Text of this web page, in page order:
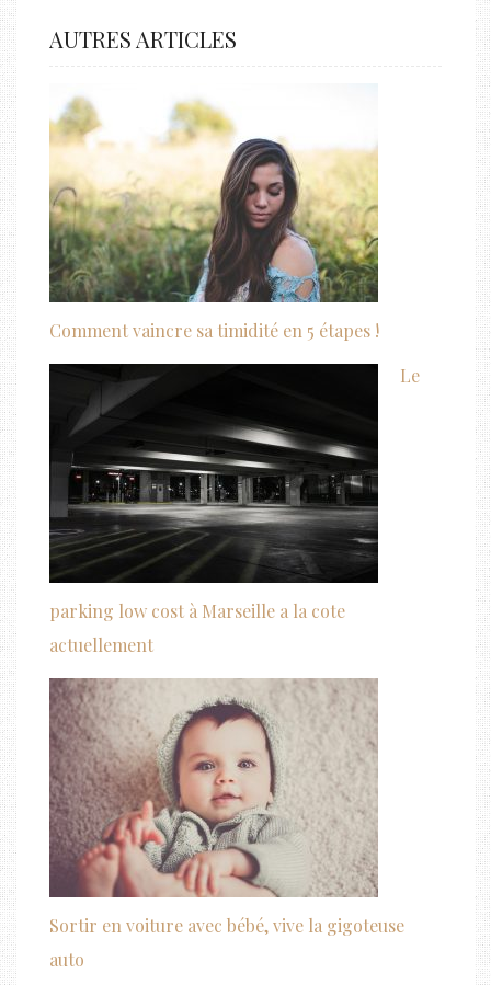
AUTRES ARTICLES
Comment vaincre sa timidité en 5 étapes !
Le
parking low cost à Marseille a la cote
actuellement
Sortir en voiture avec bébé, vive la gigoteuse
auto